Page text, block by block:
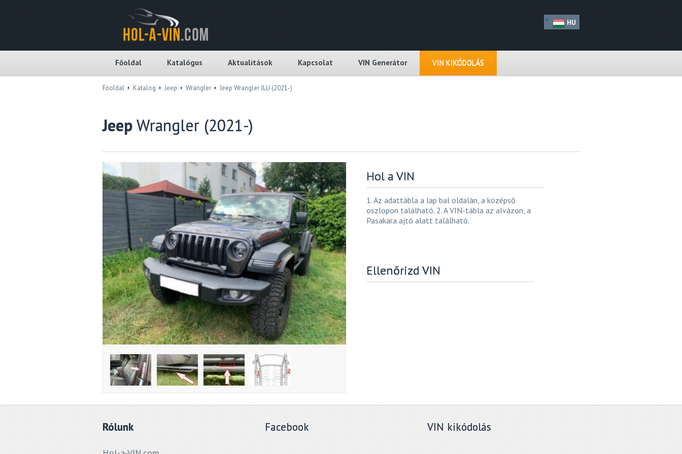
HU
Főoldal Katalógus Aktualitások Kapcsolat VIN Generátor VIN KIKÓDOLÁS
Főoldal Katalog Jeep Wrangler Jeep Wrangler JLU (2021-)
JeepWrangler (2021-)
Hol a VIN
1. Az adattábla a lap bal oldalán, a középső
oszlopon található. 2. A VIN-tábla az alvázon, a
Pasakara ajtó alatt található.
Ellenőrizd VIN
Rólunk Facebook VIN kikódolás